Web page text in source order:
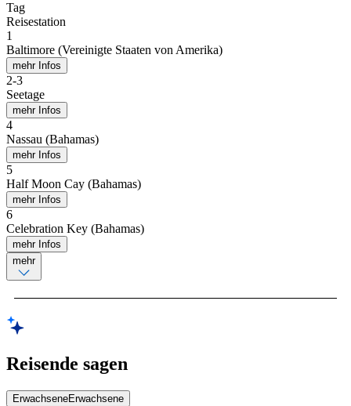
Tag
Reisestation
1
Baltimore (Vereinigte Staaten von Amerika)
mehr Infos
2-3
Seetage
mehr Infos
4
Nassau (Bahamas)
mehr Infos
5
Half Moon Cay (Bahamas)
mehr Infos
6
Celebration Key (Bahamas)
mehr Infos
mehr
Reisende sagen
ErwachseneErwachsene